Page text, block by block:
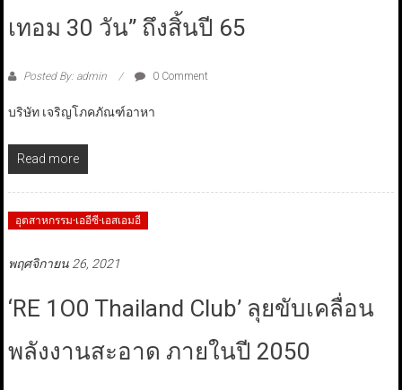
เทอม 30 วัน” ถึงสิ้นปี 65
Posted By: admin 0 Comment
บริษัท เจริญโภคภัณฑ์อาหา
Read more
อุตสาหกรรม-เออีซี-เอสเอมอี
พฤศจิกายน 26, 2021
‘RE 1O0 Thailand Club’ ลุยขับเคลื่อน
พลังงานสะอาด ภายในปี 2050